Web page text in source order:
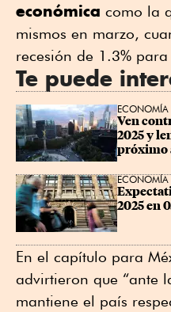
económica como la
mismos en marzo,
recesión de 1.3%
Te puede
ECONOMÍA
Ven
2025 y
próximo
ECONOMÍA
2025 en
En el capítulo para
advirtieron que “ante
mantiene el país